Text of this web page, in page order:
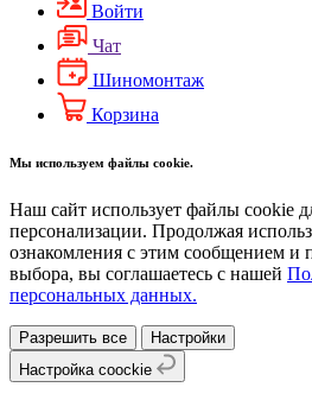
Войти
Чат
Шиномонтаж
Корзина
Мы используем файлы cookie.
Наш сайт использует файлы cookie
персонализации. Продолжая
ознакомления с этим сообщением и
выбора, вы соглашаетесь с нашей
персональных данных.
Разрешить все
Настройки
Настройка coockie